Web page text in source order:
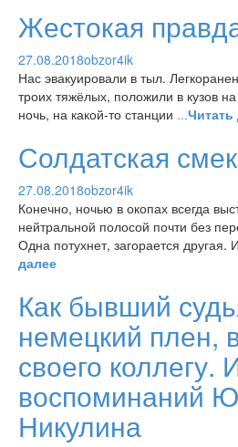
Жестокая
27.08.2018obzor4ik
Нас эвакуировали в тыл.
троих тяжёлых, положили в кузов
ночь, на какой-то станции ...Читать
Солдатская
27.08.2018obzor4ik
Конечно, ночью в окопах всегда
нейтральной полосой почти без
Одна потухнет, загорается
далее
Как бывший
немецкий плен,
своего коллегу.
воспоминаний
Никулина